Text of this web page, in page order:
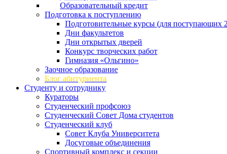
Образовательный кредит
Подготовка к поступлению
Подготовительные курсы (для поступающих
Дни факультетов
Дни открытых дверей
Конкурс творческих работ
Гимназия «Ольгино»
Заочное образование
Блог абитуриента
Студенту и сотруднику
Кураторы
Студенческий профсоюз
Студенческий Совет Дома студентов
Студенческий клуб
Совет Клуба Университета
Досуговые объединения
Спортивный комплекс и секции